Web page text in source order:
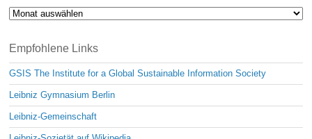
Archiv
Empfohlene Links
GSIS The Institute for a Global Sustainable Information Society
Leibniz Gymnasium Berlin
Leibniz-Gemeinschaft